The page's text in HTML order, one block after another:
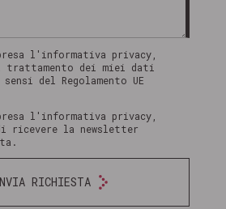
l'informativa privacy,
dei miei dati
del Regolamento UE
l'informativa privacy,
ricevere la newsletter
RICHIESTA